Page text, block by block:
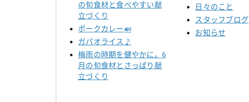
の旬食材と食べやすい献
立づくり
ポークカレー🍛
ガパオライス♪
梅雨の時期を健やかに。6
月の旬食材とさっぱり献
立づくり
日々のこと
スタッフブログ
お知らせ